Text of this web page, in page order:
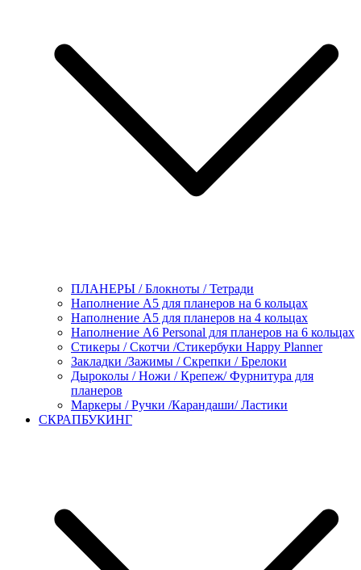
ПЛАНЕРЫ / Блокноты / Тетради
Наполнение А5 для планеров на 6 кольцах
Наполнение А5 для планеров на 4 кольцах
Наполнение А6 Personal для планеров на 6 кольцах
Стикеры / Скотчи /Стикербуки Happy Planner
Закладки /Зажимы / Скрепки / Брелоки
Дыроколы / Ножи / Крепеж/ Фурнитура для
планеров
Маркеры / Ручки /Карандаши/ Ластики
СКРАПБУКИНГ